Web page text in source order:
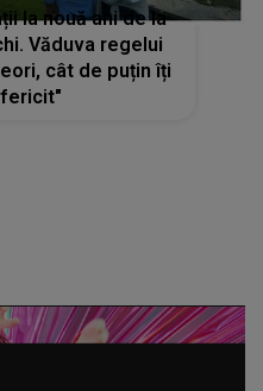
la nouă ani de la
Văduva regelui
cât de puțin îți